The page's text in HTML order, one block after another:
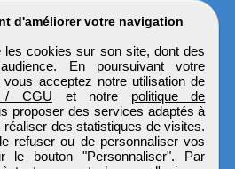
d'améliorer votre navigation
les cookies sur son site, dont des
En poursuivant votre
acceptez notre utilisation de
/ CGU et notre politique de
proposer des services adaptés à
des statistiques de visites.
refuser ou de personnaliser vos
le bouton "Personnaliser". Par